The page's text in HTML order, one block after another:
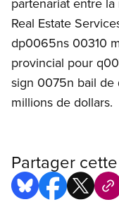
Real Estate
dp0065ns 00310
provincial pour
sign 0075n bail de
millions de dollars.
Partager